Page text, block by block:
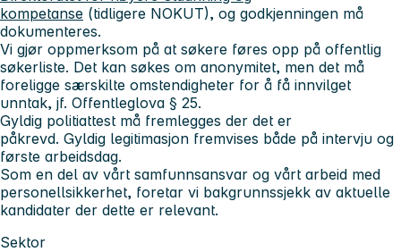
kompetanse (tidligere NOKUT), og godkjenningen må
dokumenteres.
Vi gjør oppmerksom på at søkere føres opp på offentlig
søkerliste. Det kan søkes om anonymitet, men det må
foreligge særskilte omstendigheter for å få innvilget
unntak, jf. Offentleglova § 25.
Gyldig politiattest må fremlegges der det er
påkrevd. Gyldig legitimasjon fremvises både på intervju og
første arbeidsdag.
Som en del av vårt samfunnsansvar og vårt arbeid med
personellsikkerhet, foretar vi bakgrunnssjekk av aktuelle
kandidater der dette er relevant.
Sektor